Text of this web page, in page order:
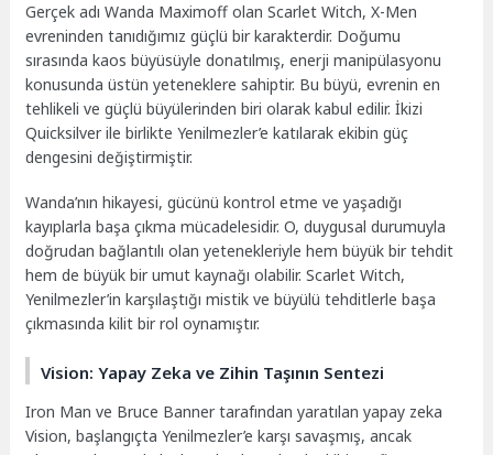
Gerçek adı Wanda Maximoff olan Scarlet Witch, X-Men
evreninden tanıdığımız güçlü bir karakterdir. Doğumu
sırasında kaos büyüsüyle donatılmış, enerji manipülasyonu
konusunda üstün yeteneklere sahiptir. Bu büyü, evrenin en
tehlikeli ve güçlü büyülerinden biri olarak kabul edilir. İkizi
Quicksilver ile birlikte Yenilmezler’e katılarak ekibin güç
dengesini değiştirmiştir.
Wanda’nın hikayesi, gücünü kontrol etme ve yaşadığı
kayıplarla başa çıkma mücadelesidir. O, duygusal durumuyla
doğrudan bağlantılı olan yetenekleriyle hem büyük bir tehdit
hem de büyük bir umut kaynağı olabilir. Scarlet Witch,
Yenilmezler’in karşılaştığı mistik ve büyülü tehditlerle başa
çıkmasında kilit bir rol oynamıştır.
Vision: Yapay Zeka ve Zihin Taşının Sentezi
Iron Man ve Bruce Banner tarafından yaratılan yapay zeka
Vision, başlangıçta Yenilmezler’e karşı savaşmış, ancak